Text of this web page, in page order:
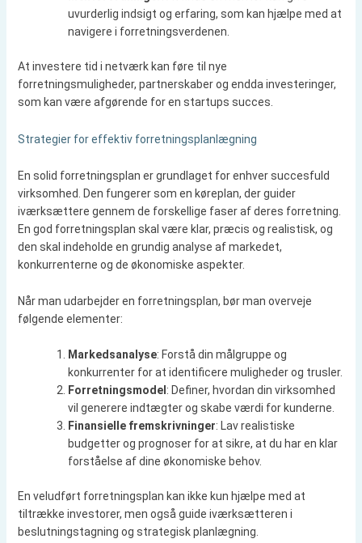
uvurderlig indsigt og erfaring, som kan hjælpe med at
navigere i forretningsverdenen.
At investere tid i netværk kan føre til nye
forretningsmuligheder, partnerskaber og endda investeringer,
som kan være afgørende for en startups succes.
Strategier for effektiv forretningsplanlægning
En solid forretningsplan er grundlaget for enhver succesfuld
virksomhed. Den fungerer som en køreplan, der guider
iværksættere gennem de forskellige faser af deres forretning.
En god forretningsplan skal være klar, præcis og realistisk, og
den skal indeholde en grundig analyse af markedet,
konkurrenterne og de økonomiske aspekter.
Når man udarbejder en forretningsplan, bør man overveje
følgende elementer:
Markedsanalyse: Forstå din målgruppe og
konkurrenter for at identificere muligheder og trusler.
Forretningsmodel : Definer, hvordan din virksomhed
vil generere indtægter og skabe værdi for kunderne.
Finansielle fremskrivninger: Lav realistiske
budgetter og prognoser for at sikre, at du har en klar
forståelse af dine økonomiske behov.
En veludført forretningsplan kan ikke kun hjælpe med at
tiltrække investorer, men også guide iværksætteren i
beslutningstagning og strategisk planlægning.